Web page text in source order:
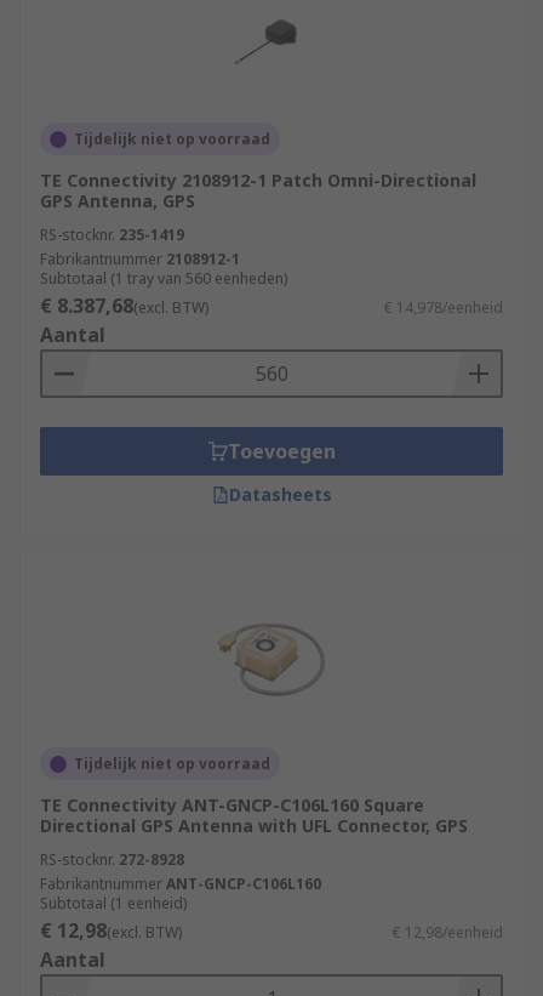
Tijdelijk niet op voorraad
TE Connectivity 2108912-1 Patch Omni-Directional
GPS Antenna, GPS
RS-stocknr. 235-1419
Fabrikantnummer 2108912-1
Subtotaal (1 tray van 560 eenheden)
€ 8.387,68(excl. BTW) € 14,978/eenheid
Aantal
Toevoegen
Datasheets
Tijdelijk niet op voorraad
TE Connectivity ANT-GNCP-C106L160 Square
Directional GPS Antenna with UFL Connector, GPS
RS-stocknr. 272-8928
FabrikantnummerANT-GNCP-C106L160
Subtotaal (1 eenheid)
€ 12,98(excl. BTW) € 12,98/eenheid
Aantal